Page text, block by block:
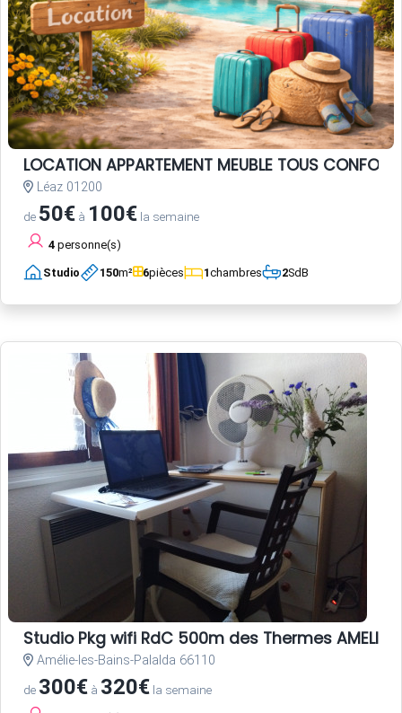
LOCATION APPARTEMENT MEUBLE TOUS CONFORT
Léaz 01200
de 50€ à 100€ la semaine
4 personne(s)
Studio 150m² 6pièces 1chambres 2SdB
Studio Pkg wifi RdC 500m des Thermes AMELIE
Amélie-les-Bains-Palalda 66110
de 300€ à 320€ la semaine